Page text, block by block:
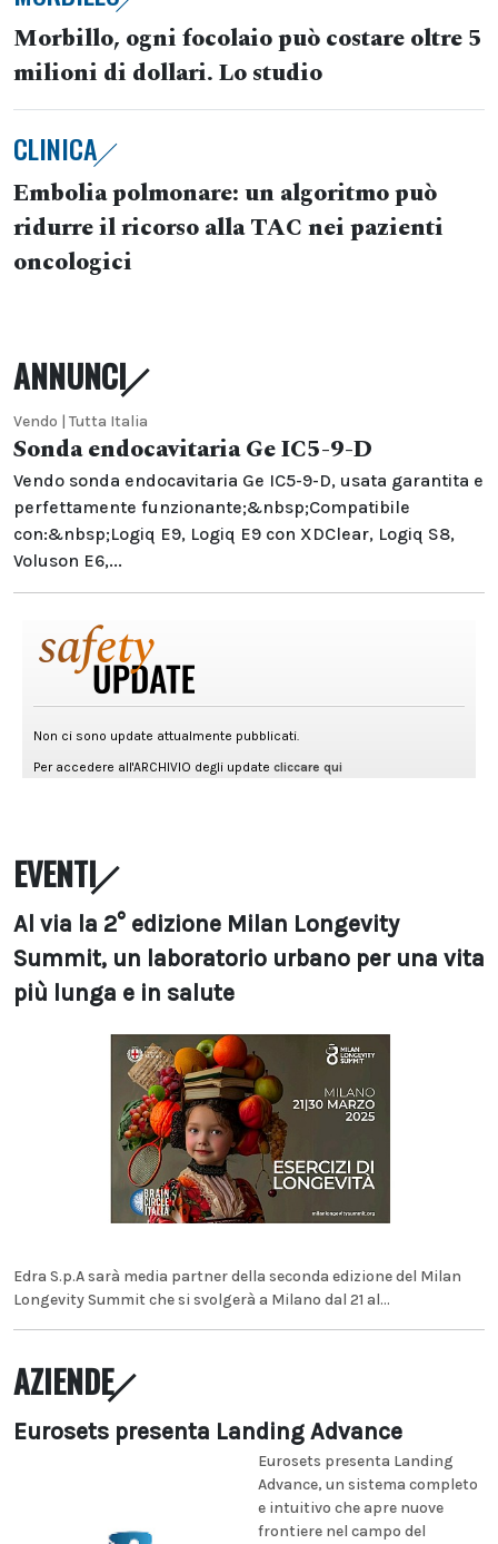
Morbillo, ogni focolaio può costare oltre 5
milioni di dollari. Lo studio
CLINICA
Embolia polmonare: un algoritmo può
ridurre il ricorso alla TAC nei pazienti
oncologici
ANNUNCI
Vendo | Tutta Italia
Sonda endocavitaria Ge IC5-9-D
Vendo sonda endocavitaria Ge IC5-9-D, usata garantita e
perfettamente funzionante;&nbsp;Compatibile
con:&nbsp;Logiq E9, Logiq E9 con XDClear, Logiq S8,
Voluson E6,...
EVENTI
Al via la 2° edizione Milan Longevity
Summit, un laboratorio urbano per una vita
più lunga e in salute
Edra S.p.A sarà media partner della seconda edizione del Milan
Longevity Summit che si svolgerà a Milano dal 21 al...
AZIENDE
Eurosets presenta Landing Advance
Eurosets presenta Landing
Advance, un sistema completo
e intuitivo che apre nuove
frontiere nel campo del